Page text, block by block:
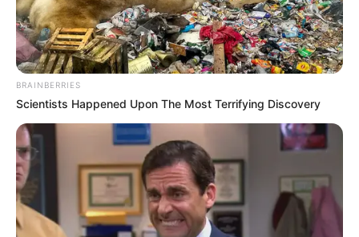
Δεν είναι κίνδυνος για τη δημόσια υγεία. Δεν είναι
κίνδυνος για σένα ή κανέναν άλλον. Είναι ένας ΥΓΙΗΣ
άνθρωπος που απλά δεν θέλει να πάρει το ρίσκο ενός
πειραματικού σκευάσματος απ τη στιγμή που κρίνει ότι ο
ίδιος δεν κινδυνεύει από μια ίωση με θνητότητα 0.2%.
Και στις μικρότερες ηλικίες 100 φορές μικρότερη και
από αυτό..
Και μη μου πεις ότι πρέπει να το κάνει “για να
προστατεύσει τους άλλους”… Προστατεύει ΜΌΝΟ τον
εαυτό του (ή τουλάχιστον έτσι του είπαν). Θέλεις να
ζήσεις σε έναν κόσμο που σου ζητάει να σκανάρεις το
BRAINBERRIES
Scientists Happened Upon The Most Terrifying Discovery